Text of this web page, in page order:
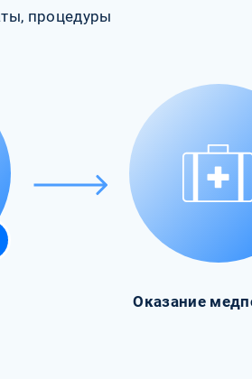
процедуры
Оказание